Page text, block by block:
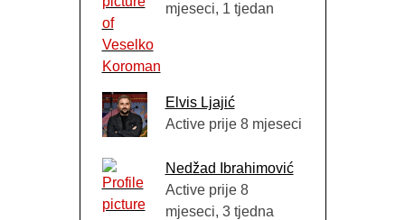
mjeseci, 1 tjedan
Elvis Ljajić
Active prije 8 mjeseci
Nedžad Ibrahimović
Active prije 8
mjeseci, 3 tjedna